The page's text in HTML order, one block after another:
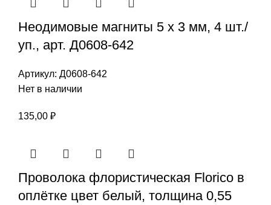
Неодимовые магниты 5 х 3 мм, 4 шт./
уп., арт. Д0608-642
Артикул: Д0608-642
Нет в наличии
135,00 ₽
Проволока флористическая Florico в
оплётке цвет белый, толщина 0,55